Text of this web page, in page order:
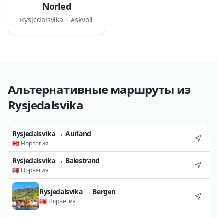
фьордов. Сам поселок Рюшедальсвика является
небольшой, но уютной отправной точкой,
позволяющей насладиться спокойствием
Norled
Rysjedalsvika – Askvoll
Альтернативные маршруты из
Rysjedalsvika
Rysjedalsvika→Aurland
🇳🇴 Норвегия
Rysjedalsvika→ Balestrand
🇳🇴 Норвегия
Rysjedalsvika→ Bergen
🇳🇴 Норвегия